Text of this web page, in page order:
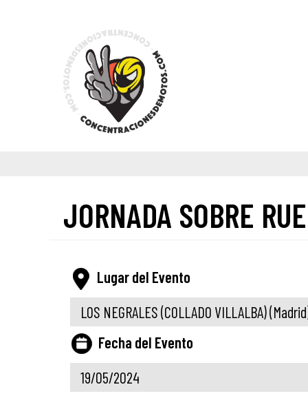
JORNADA SOBRE
Lugar del Evento
LOS NEGRALES (COLLADO VILLALBA)
Fecha del Evento
19/05/2024